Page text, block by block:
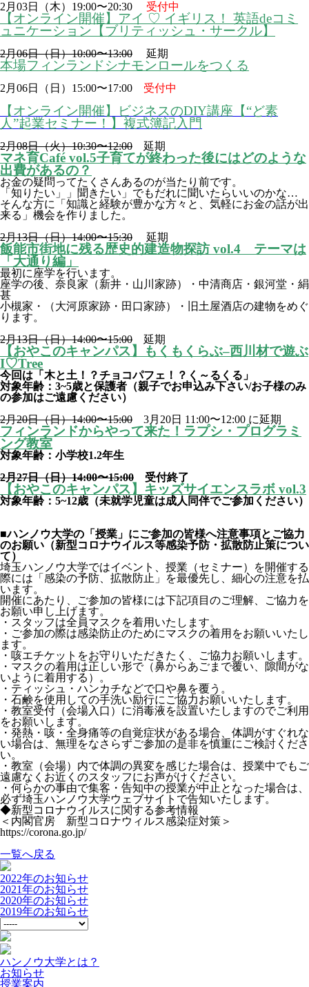
2月03日（木）19:00〜20:30 受付中
【オンライン開催】アイ ♡ イギリス！ 英語deコミ
ュニケーション【ブリティッシュ・サークル】
2月06日（日）10:00〜13:00 延期
本場フィンランドシナモンロールをつくる
2月06日（日）15:00〜17:00 受付中
【オンライン開催】ビジネスのDIY講座【“ど素
人”起業セミナー！】複式簿記入門
2月08日（火）10:30〜12:00 延期
マネ育Café vol.5子育てが終わった後にはどのような
出費があるの？
お金の疑問ってたくさんあるのが当たり前です。
「知りたい」」聞きたい」でもだれに聞いたらいいのかな…
そんな方に「知識と経験が豊かな方々と、気軽にお金の話が出
来る」機会を作りました。
2月13日（日）14:00〜15:30
延期
飯能市街地に残る歴史的建造物探訪 vol.4 テーマは
「大通り編」
最初に座学を行います。
座学の後、奈良家（新井・山川家跡）・中清商店・銀河堂・絹
甚
小槻家・（大河原家跡・田口家跡）・旧土屋酒店の建物をめぐ
ります。
2月13日（日）14:00〜15:00
延期
【おやこのキャンパス】もくもくらぶ–西川材で遊ぶ
I♡Tree
今回は「木と土！？チョコパフェ！？く～るくる」
対象年齢：3~5歳と保護者（親子でお申込み下さい/お子様のみ
の参加はご遠慮ください）
2月20日（日）14:00〜15:00 3月20日 11:00〜12:00 に延期
フィンランドからやって来た！ラプシ・プログラミ
ング教室
対象年齢：小学校1.2年生
2月27日（日）14:00〜15:00 受付終了
【おやこのキャンパス】キッズサイエンスラボ vol.3
対象年齢：5~12歳（未就学児童は成人同伴でご参加ください）
■ハンノウ大学の「授業」にご参加の皆様へ注意事項とご協力
のお願い（新型コロナウイルス等感染予防・拡散防止策につい
て）
埼玉ハンノウ大学ではイベント、授業（セミナー）を開催する
際には「感染の予防、拡散防止」を最優先し、細心の注意を払
います。
開催にあたり、ご参加の皆様には下記項目のご理解、ご協力を
お願い申し上げます。
・スタッフは全員マスクを着用いたします。
・ご参加の際は感染防止のためにマスクの着用をお願いいたし
ます。
・咳エチケットをお守りいただきたく、ご協力お願いします。
・マスクの着用は正しい形で（鼻からあごまで覆い、隙間がな
いように着用する）。
・ティッシュ・ハンカチなどで口や鼻を覆う。
・石鹸を使用しての手洗い励行にご協力お願いいたします。
・教室受付（会場入口）に消毒液を設置いたしますのでご利用
をお願いします。
・発熱・咳・全身痛等の自覚症状がある場合、体調がすぐれな
い場合は、無理をなさらずご参加の是非を慎重にご検討くださ
い。
・教室（会場）内で体調の異変を感じた場合は、授業中でもご
遠慮なくお近くのスタッフにお声がけください。
・何らかの事由で集客・告知中の授業が中止となった場合は、
必ず埼玉ハンノウ大学ウェブサイトで告知いたします。
◆新型コロナウイルスに関する参考情報
＜内閣官房 新型コロナウィルス感染症対策＞
https://corona.go.jp/
一覧へ戻る
2022年のお知らせ
2021年のお知らせ
2020年のお知らせ
2019年のお知らせ
ハンノウ大学とは？
お知らせ
授業案内